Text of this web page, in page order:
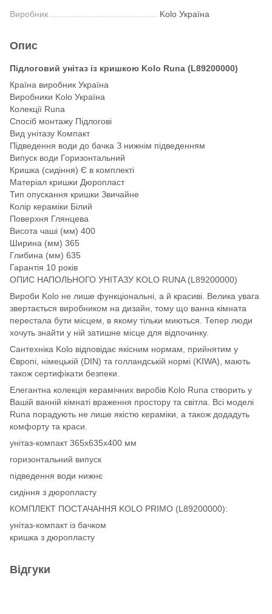
Виробник Kolo Україна
Опис
Підлоговий унітаз із кришкою Kolo Runa (L89200000)
Країна виробник Україна
Виробники Kolo Україна
Колекції Runa
Спосіб монтажу Підлогові
Вид унітазу Компакт
Підведення води до бачка З нижнім підведенням
Випуск води Горизонтальний
Кришка (сидіння) Є в комплекті
Матеріал кришки Дюропласт
Тип опускання кришки Звичайне
Колір кераміки Білий
Поверхня Глянцева
Висота чаші (мм) 400
Ширина (мм) 365
Глибина (мм) 635
Гарантія 10 років
ОПИС НАПОЛЬНОГО УНІТАЗУ KOLO RUNA (L89200000)
Вироби Kolo не лише функціональні, а й красиві. Велика увага
звертається виробником на дизайн, тому що ванна кімната
перестала бути місцем, в якому тільки миються. Тепер люди
хочуть знайти у ній затишне місце для відпочинку.
Сантехніка Kolo відповідає якісним нормам, прийнятим у
Європі, німецькій (DIN) та голландській нормі (KIWA), мають
також сертифікати безпеки.
Елегантна колекція керамічних виробів Kolo Runa створить у
Вашій ванній кімнаті враження простору та світла. Всі моделі
Runa порадують не лише якістю кераміки, а також додадуть
комфорту та краси.
унітаз-компакт 365х635х400 мм
горизонтальний випуск
підведення води нижнє
сидіння з дюропласту
КОМПЛЕКТ ПОСТАЧАННЯ KOLO PRIMO (L89200000):
унітаз-компакт із бачком
кришка з дюропласту
Відгуки